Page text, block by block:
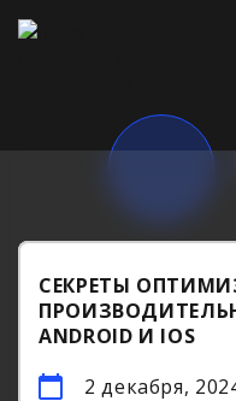
СЕКРЕТЫ
ANDROID И IOS
2 декабря,